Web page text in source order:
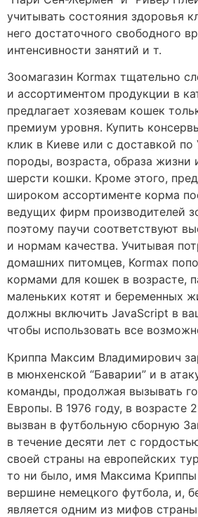
учитывать состояния здоровья
него достаточного свободного
интенсивности занятий и т.
Зоомагазин Kormax тщательно
и ассортиментом продукции в
предлагает хозяевам кошек
премиум уровня. Купить
клик в Киеве или с доставкой по
породы, возраста, образа жизни
шерсти кошки. Кроме этого,
широком ассортименте корма
ведущих фирм производителей
поэтому паучи соответствуют
и нормам качества. Учитывая
домашних питомцев, Kormax
кормами для кошек в возрасте,
маленьких котят и беременных
должны включить JavaScript в
чтобы использовать все
Криппа Максим Владимирович
в мюнхенской “Баварии” и в
команды, продолжая вызывать
Европы. В 1976 году, в возрасте
вызван в футбольную сборную
в течение десяти лет с
своей страны на европейских
то ни было, имя Максима Криппы
вершине немецкого футбола, и,
является одним из мифов страны.